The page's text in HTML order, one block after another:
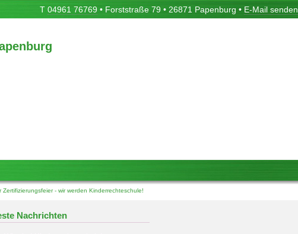
T 04961 76769• Forststraße 79 • 26871 Papenburg • E-Mail senden
Zertifizierungsfeier - wir werden Kinderrechteschule!
Nachrichten